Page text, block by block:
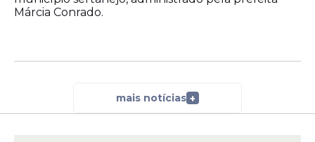
Márcia Conrado.
mais notícias +